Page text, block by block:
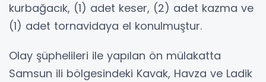
kurbağacık, (1) adet keser, (2) adet kazma ve
(1) adet tornavidaya el konulmuştur.
Olay şüphelileri ile yapılan ön mülakatta
Samsun ili bölgesindeki Kavak, Havza ve Ladik